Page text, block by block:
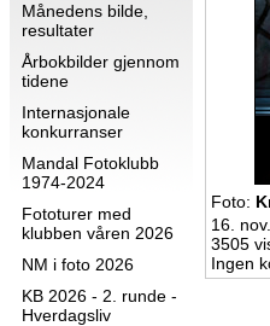
Månedens bilde,
resultater
Årbokbilder gjennom
tidene
Internasjonale
konkurranser
Mandal Fotoklubb
1974-2024
Fototurer med
klubben våren 2026
NM i foto 2026
KB 2026 - 2. runde -
Hverdagsliv
Foto:
16.
3505
Ingen